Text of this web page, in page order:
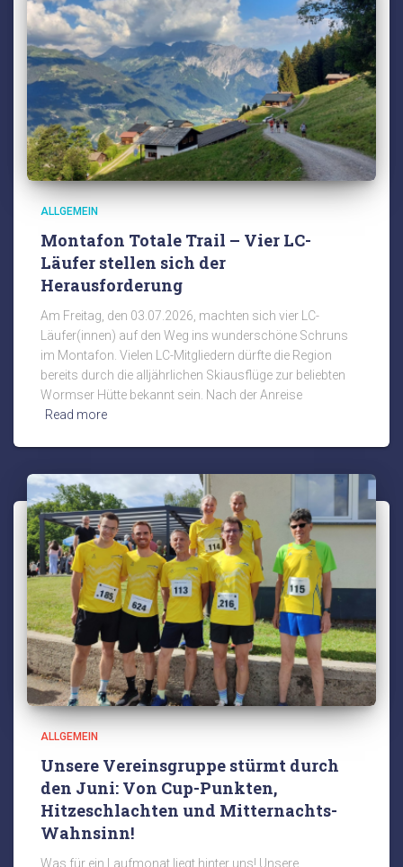
ALLGEMEIN
Montafon Totale Trail – Vier LC-
Läufer stellen sich der
Herausforderung
Am Freitag, den 03.07.2026, machten sich vier LC-
Läufer(innen) auf den Weg ins wunderschöne Schruns
im Montafon. Vielen LC-Mitgliedern dürfte die Region
bereits durch die alljährlichen Skiausflüge zur beliebten
Wormser Hütte bekannt sein. Nach der Anreise
Read more
ALLGEMEIN
Unsere Vereinsgruppe stürmt durch
den Juni: Von Cup-Punkten,
Hitzeschlachten und Mitternachts-
Wahnsinn!
Was für ein Laufmonat liegt hinter uns! Unsere